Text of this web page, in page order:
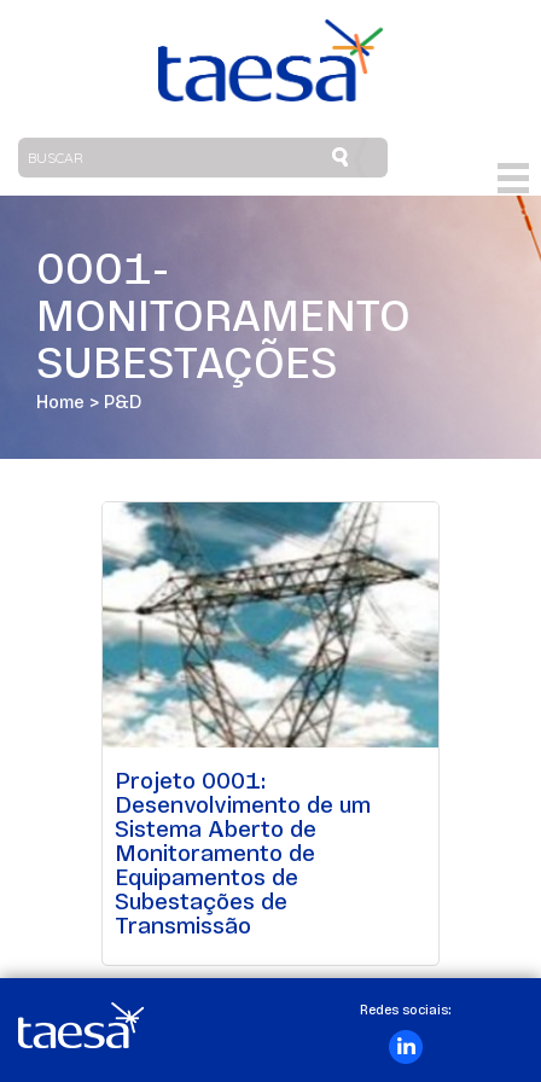
0001-
MONITORAMENTO
SUBESTAÇÕES
Home > P&D
Projeto 0001:
Desenvolvimento de um
Sistema Aberto de
Monitoramento de
Equipamentos de
Subestações de
Transmissão
Redes sociais: